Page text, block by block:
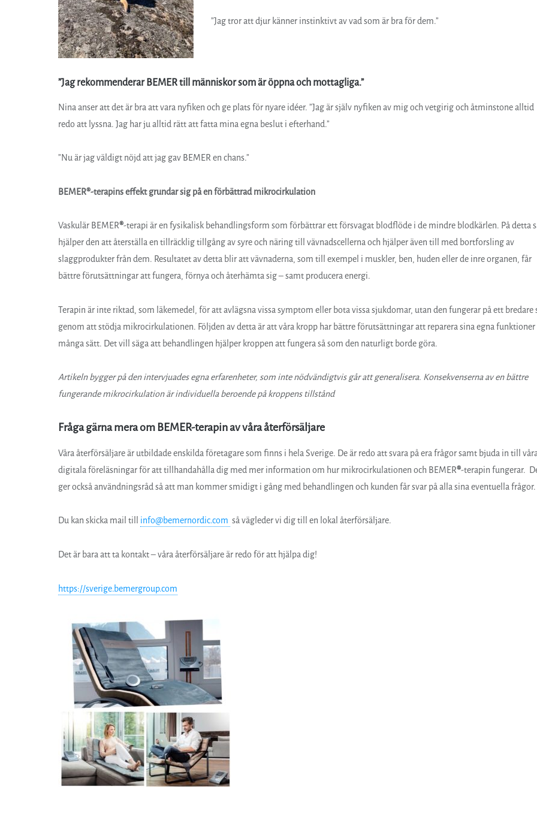
”Jag tror att djur känner instinktivt av vad som är bra för dem.”
”Jag rekommenderarBEMER till människor som är öppna och mottagliga.”
Nina anser att det är bra att vara nyfiken och ge plats för nyare idéer. ”Jag är själv nyfiken av mig och vetgirig och åtminstone alltid
redo att lyssna. Jag har ju alltid rätt att fatta mina egna beslut i efterhand.”
”Nu är jag väldigt nöjd att jag gav BEMER en chans.”
BEMER®-terapins effekt grundar sig på en förbättrad mikrocirkulation
Vaskulär BEMER®-terapi är en fysikalisk behandlingsform som förbättrar ett försvagat blodflöde i de mindre blodkärlen. På detta
hjälper den att återställa en tillräcklig tillgång av syre och näring till vävnadscellerna och hjälper även till med bortforsling av
slaggprodukter från dem. Resultatet av detta blir att vävnaderna, som till exempel i muskler, ben, huden eller de inre organen, får
bättre förutsättningar att fungera, förnya och återhämta sig – samt producera energi.
Terapin är inte riktad, som läkemedel, för att avlägsna vissa symptom eller bota vissa sjukdomar, utan den fungerar på ett bredare
genom att stödja mikrocirkulationen. Följden av detta är att våra kropp har bättre förutsättningar att reparera sina egna funktioner
många sätt. Det vill säga att behandlingen hjälper kroppen att fungera så som den naturligt borde göra.
Artikeln bygger på den intervjuades egna erfarenheter, som inte nödvändigtvis går att generalisera. Konsekvenserna av en bättre
fungerande mikrocirkulation är individuella beroende på kroppens tillstånd
Fråga gärna mera om BEMER-terapin av våra återförsäljare
Våra återförsäljare är utbildade enskilda företagare som finns i hela Sverige. De är redo att svara på era frågor samt bjuda in till
digitala föreläsningar för att tillhandahålla dig med mer information om hur mikrocirkulationen och BEMER®-terapin fungerar.
ger också användningsråd så att man kommer smidigt i gång med behandlingen och kunden får svar på alla sina eventuella frågor.
Du kan skicka mail till info@bemernordic.com så vägleder vi dig till en lokal återförsäljare.
Det är bara att ta kontakt – våra återförsäljare är redo för att hjälpa dig!
https://sverige.bemergroup.com